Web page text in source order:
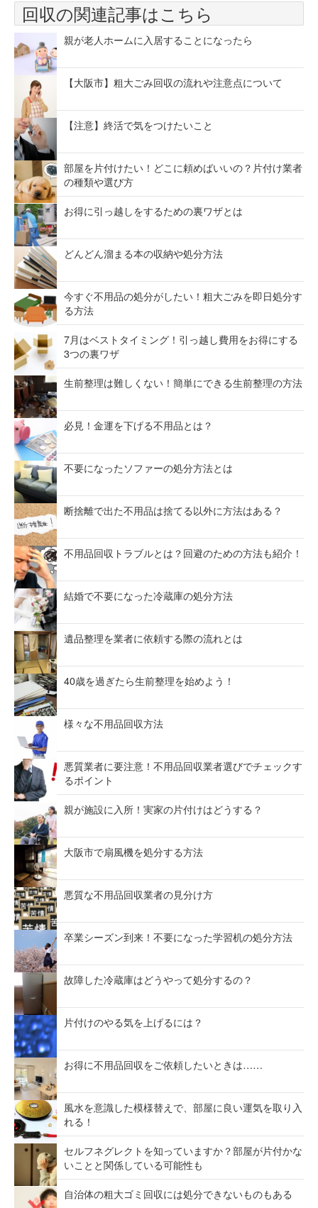
回収の関連記事はこちら
親が老人ホームに入居することになったら
【大阪市】粗大ごみ回収の流れや注意点について
【注意】終活で気をつけたいこと
部屋を片付けたい！どこに頼めばいいの？片付け業者
の種類や選び方
お得に引っ越しをするための裏ワザとは
どんどん溜まる本の収納や処分方法
今すぐ不用品の処分がしたい！粗大ごみを即日処分す
る方法
7月はベストタイミング！引っ越し費用をお得にする
3つの裏ワザ
生前整理は難しくない！簡単にできる生前整理の方法
必見！金運を下げる不用品とは？
不要になったソファーの処分方法とは
断捨離で出た不用品は捨てる以外に方法はある？
不用品回収トラブルとは？回避のための方法も紹介！
結婚で不要になった冷蔵庫の処分方法
遺品整理を業者に依頼する際の流れとは
40歳を過ぎたら生前整理を始めよう！
様々な不用品回収方法
悪質業者に要注意！不用品回収業者選びでチェックす
るポイント
親が施設に入所！実家の片付けはどうする？
大阪市で扇風機を処分する方法
悪質な不用品回収業者の見分け方
卒業シーズン到来！不要になった学習机の処分方法
故障した冷蔵庫はどうやって処分するの？
片付けのやる気を上げるには？
お得に不用品回収をご依頼したいときは……
風水を意識した模様替えで、部屋に良い運気を取り入
れる！
セルフネグレクトを知っていますか？部屋が片付かな
いことと関係している可能性も
自治体の粗大ゴミ回収には処分できないものもある